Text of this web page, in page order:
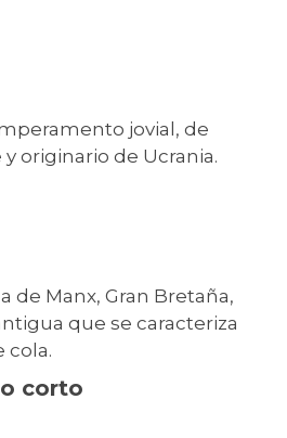
jovial, de
originario de Ucrania.
de Manx, Gran Bretaña,
que se caracteriza
cola.
corto